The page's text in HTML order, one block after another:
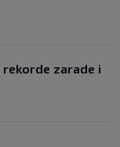
zarade i